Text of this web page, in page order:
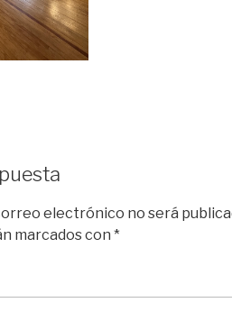
electrónico no será
marcados con *